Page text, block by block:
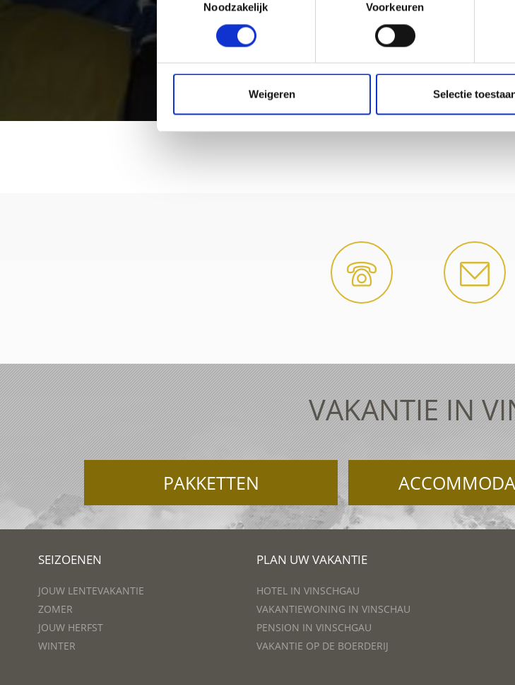
Noodzakelijk
Voorkeuren
Weigeren Selectie
VAKANTIE IN
PAKKETTEN
SEIZOENEN
JOUW LENTEVAKANTIE
ZOMER
JOUW HERFST
WINTER
PLAN UW VAKANTIE
HOTEL IN VINSCHGAU
VAKANTIEWONING IN VINSCHAU
PENSION IN VINSCHGAU
VAKANTIE OP DE BOERDERIJ